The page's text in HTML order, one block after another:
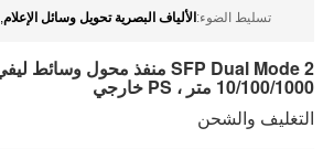
تسليط الضوء:الألياف البصرية تحويل وسائل الإعلام,
10/100/1000 متر ، PS خارجي
التغليف والشحن